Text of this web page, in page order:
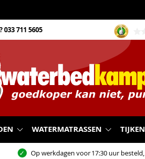
033 711 5605
WATERMATRASSEN TIJKEN
Op werkdagen voor17:30 uur besteld,